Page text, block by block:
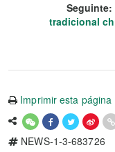
Seguinte:
tradicional
Imprimir esta página
NEWS-1-3-683726